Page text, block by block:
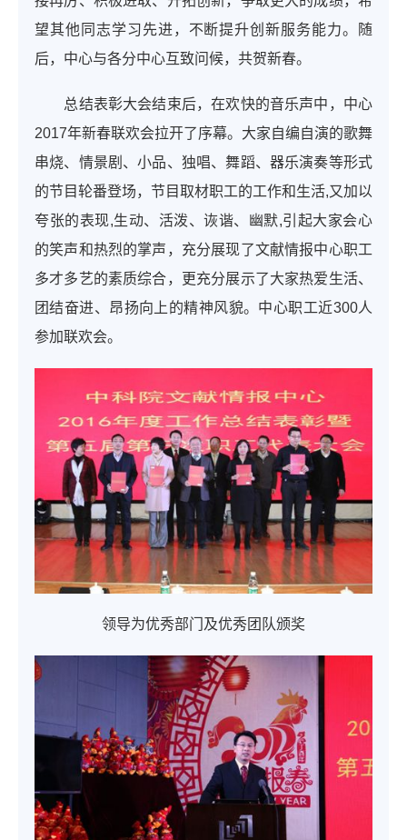
望其他同志学习先进，不断提升创新服务能力。随
后，中心与各分中心互致问候，共贺新春。
总结表彰大会结束后，在欢快的音乐声中，中心
2017年新春联欢会拉开了序幕。大家自编自演的歌舞
串烧、情景剧、小品、独唱、舞蹈、器乐演奏等形式
的节目轮番登场，节目取材职工的工作和生活,又加以
夸张的表现,生动、活泼、诙谐、幽默,引起大家会心
的笑声和热烈的掌声，充分展现了文献情报中心职工
多才多艺的素质综合，更充分展示了大家热爱生活、
团结奋进、昂扬向上的精神风貌。中心职工近300人
参加联欢会。
领导为优秀部门及优秀团队颁奖